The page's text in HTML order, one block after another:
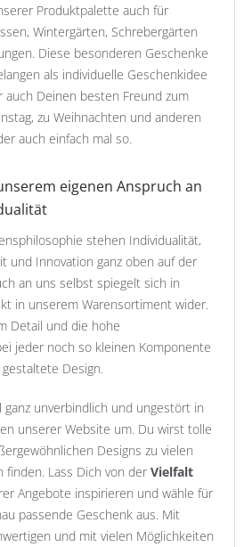
Produktpalette auch für
Wintergärten, Schrebergärten
Diese besonderen Geschenke
als individuelle Geschenkidee
Deinen besten Freund zum
zu Weihnachten und anderen
auch einfach mal so.
eigenen Anspruch an
stehen Individualität,
und Innovation ganz oben auf der
an uns selbst spiegelt sich in
in unserem Warensortiment wider.
Detail und die hohe
jeder noch so kleinen Komponente
Design.
ganz unverbindlich und ungestört in
unserer Website um. Du wirst tolle
Designs zu vielen
finden. Lass Dich von der Vielfalt
Angebote inspirieren und wähle für
passende Geschenk aus. Mit
und mit vielen Möglichkeiten